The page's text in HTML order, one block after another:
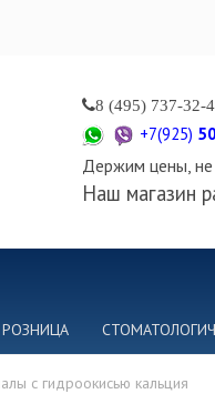
8 (495) 737-32-
+7(925)
Держим цены, не
Наш магазин
с гидроокисью кальция